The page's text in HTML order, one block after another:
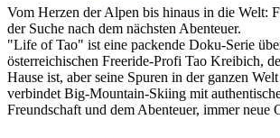
Vom Herzen der Alpen bis hinaus in die Welt:
der Suche nach dem nächsten Abenteuer.
"Life of Tao" ist eine packende Doku-Serie
österreichischen Freeride-Profi Tao Kreibich,
Hause ist, aber seine Spuren in der ganzen
verbindet Big-Mountain-Skiing mit
Freundschaft und dem Abenteuer, immer neue